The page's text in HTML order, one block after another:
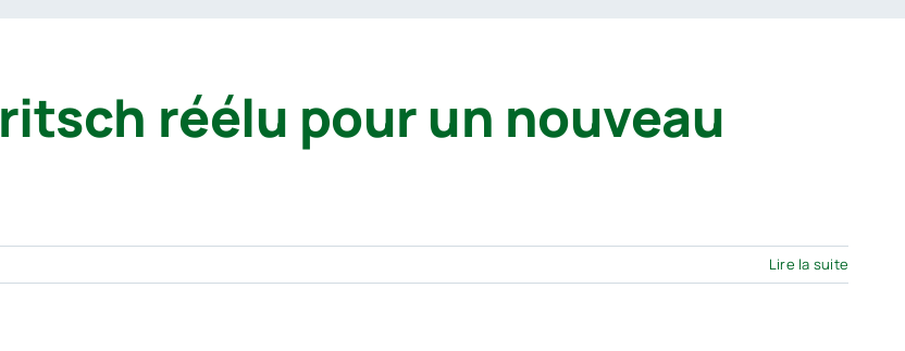
réélu pour un nouveau
Lire la suite